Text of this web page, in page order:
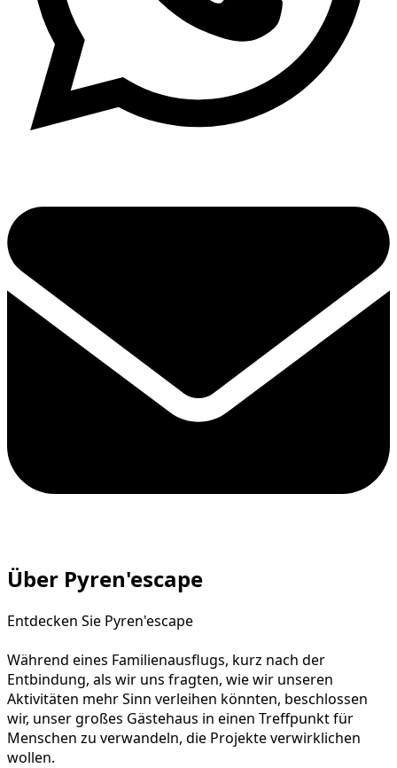
Über Pyren'escape
Entdecken Sie Pyren'escape
Während eines Familienausflugs, kurz nach der
Entbindung, als wir uns fragten, wie wir unseren
Aktivitäten mehr Sinn verleihen könnten, beschlossen
wir, unser großes Gästehaus in einen Treffpunkt für
Menschen zu verwandeln, die Projekte verwirklichen
wollen.